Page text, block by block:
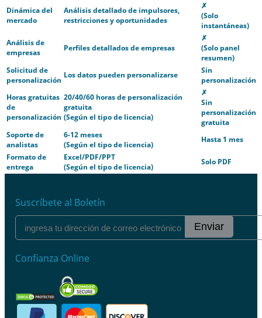
Dinámica del
mercado
Análisis detallado de impulsores,
restricciones y oportunidades
✗
(Solo
instantáneas)
Análisis de
empresas
Perfiles detallados de empresas
✗
(Solo panel
resumen)
Solicitud de
personalización
Los datos pueden personalizarse
Sin
personalización
Horas gratuitas
de
personalización
20/40/60 horas de personalización
gratuita
(Según el tipo de licencia)
✗
Sin
personalización
gratuita
Soporte de
analistas
6-12 meses
(Según el tipo de licencia)
Hasta 1 mes
Formato de
entrega
Excel/PDF/PPT
(Según el tipo de licencia)
Solo PDF
Suscríbete al Boletín
Enviar
Confianza Online